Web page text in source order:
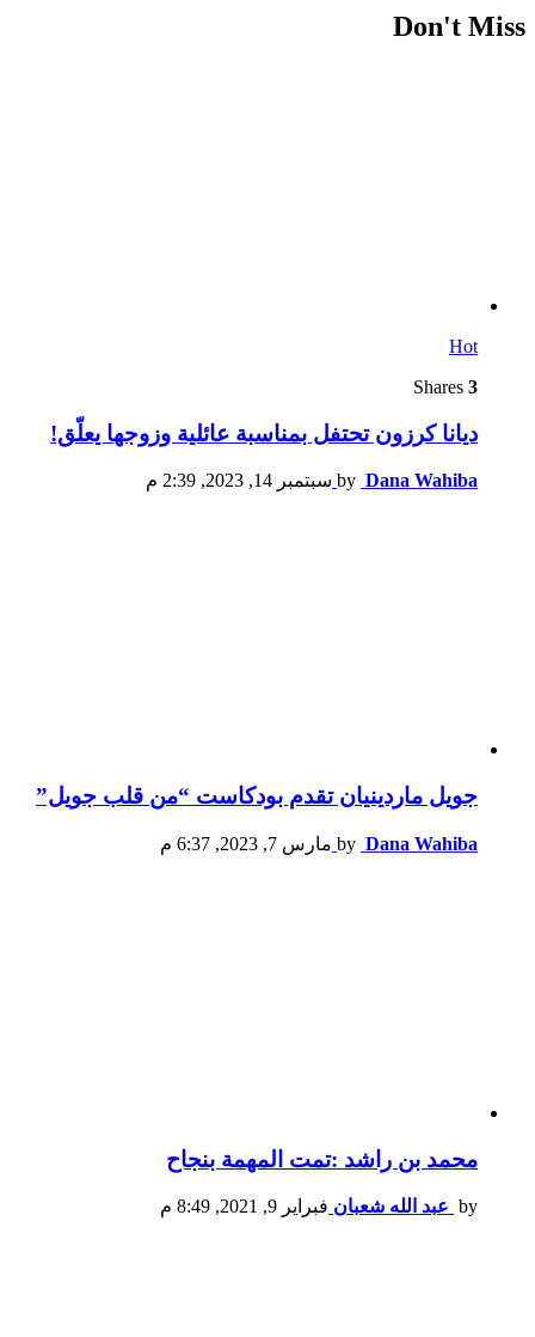
Don't Miss
Hot
3
ديانا كرزون تحتفل بمناسبة عائلية وزوجها يعلّق!
by Dana Wahiba سبتمبر 14, 2023, 2:39 م
جويل ماردينيان تقدم بودكاست “من قلب جويل”
by Dana Wahiba مارس 7, 2023, 6:37 م
محمد بن راشد :تمت المهمة بنجاح
by عبد الله شعبان فبراير 9, 2021, 8:49 م